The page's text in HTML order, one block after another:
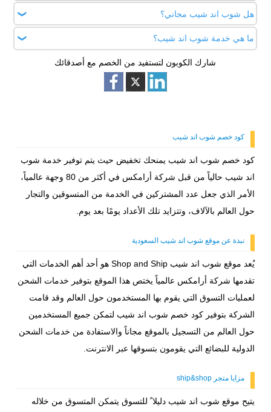
باستخدام عناوين شوب آند شيب الخاصة بك تستغرق خدمة شوب
آند شيب بيرفيوم 15 يوماً لإيصال الشحنات لوجهتها
يمكنك تتبع مسار شحنتك من خلال خاصية "تتبع الشحنات" على
www.shopandship.com وتطبيق شوب آند شيب على الهاتف
المحمول.
هل شوب اند شيب مجاني؟
شوب آند شيب بروتيكت هي خدمتنا المخصصة لرعاية شحنتك
والحفاظ على راحة بالك. خدمتنا مجانية لأعضاء فلكس وللشحنات
ما هي خدمة شوب اند شيب؟
شوب آند شيب هي خدمة مقدمة من أرامكس أحد أكبر الشركات
التي تقدم الحلول اللوجستية وخدمات النقل العالمي ومن خلالها
بشرائها من المتاجر عبر الإنترنت بسهولة مطلقة و بأسعار شحن
شارك الكوبون لتستفيد من الخصم مع أصدقائك
كود خصم شوب اند شيب
كود خصم شوب اند شيب يمنحك تخفيض حيث يتم توفير خدمة شوب
اند شيب حالياً من قبل شركة أرامكس في أكثر من 80 وجهة عالمياً،
الأمر الذي جعل عدد المشتركين في الخدمة من المتسوقين والتجار
حول العالم بالآلاف، وتتزايد تلك الأعداد يومًا بعد يوم.
نبذة عن موقع شوب اند شيب السعودية
يُعد موقع شوب اند شيب Shop and Ship هو أحد أهم الخدمات التي
تقدمها شركة أرامكس عالمياً يختص هذا الموقع بتوفير خدمات الشحن
لعمليات التسوق التي يقوم بها المستخدمون حول العالم وقد قامت
الشركة بتوفير كود خصم شوب اند شيب لتمكن جميع المستخدمين
حول العالم من التسجيل بالموقع مجاناً والاستفادة من خدمات الشحن
الدولية للبضائع التي يقومون بتسوقها عبر الانترنت.
مزايا متجر ship&shop
يتيح موقع شوب اند شيب دليلا ً للتسوق يتمكن المتسوق من خلاله